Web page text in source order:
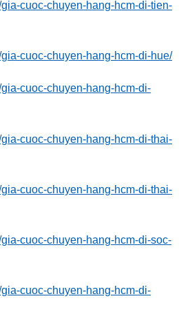
cuoc-chuyen-hang-hcm-di-tien-
cuoc-chuyen-hang-hcm-di-hue/
cuoc-chuyen-hang-hcm-di-
cuoc-chuyen-hang-hcm-di-thai-
cuoc-chuyen-hang-hcm-di-thai-
cuoc-chuyen-hang-hcm-di-soc-
cuoc-chuyen-hang-hcm-di-